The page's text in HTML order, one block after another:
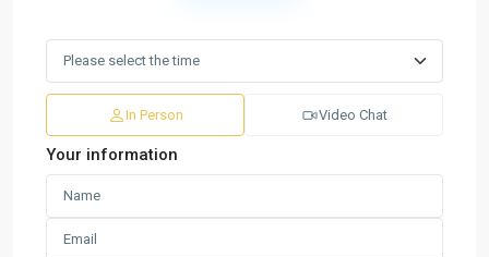
In Person Video Chat
Your information